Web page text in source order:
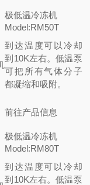
极低温冷冻机
Model:RM50T
到达温度可以冷却
到10K左右。低温泵
可把所有气体分子
都凝缩和吸附。
前往产品信息
极低温冷冻机
Model:RM80T
到达温度可以冷却
到10K左右。低温泵